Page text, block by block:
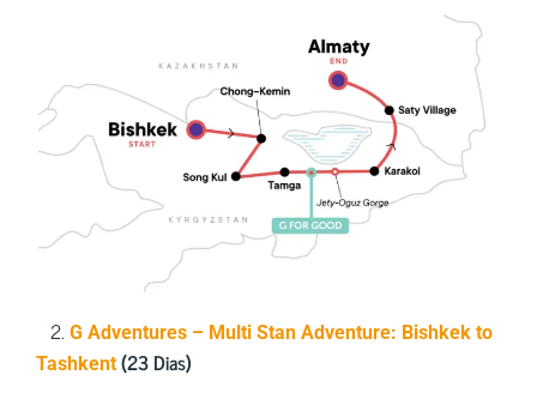
2. G Adventures – Multi Stan Adventure: Bishkek to
Tashkent (23 Dias)